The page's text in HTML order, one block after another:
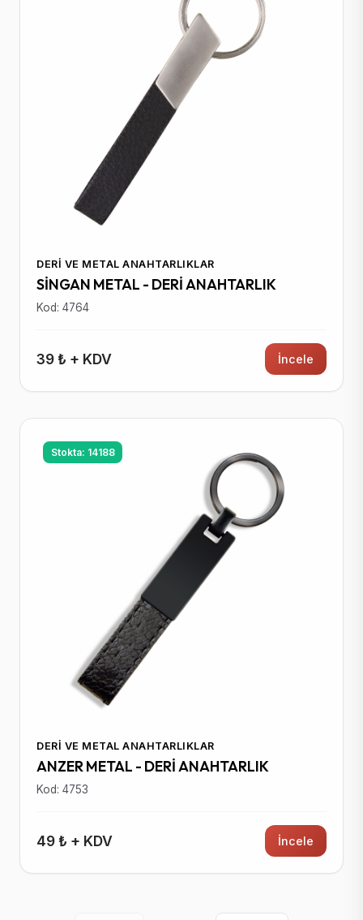
DERI VE METAL ANAHTARLIKLAR
SİNGAN METAL - DERİ ANAHTARLIK
Kod: 4764
39 ₺ + KDV İncele
Stokta: 14188
DERI VE METAL ANAHTARLIKLAR
ANZER METAL - DERİ ANAHTARLIK
Kod: 4753
49 ₺ + KDV İncele